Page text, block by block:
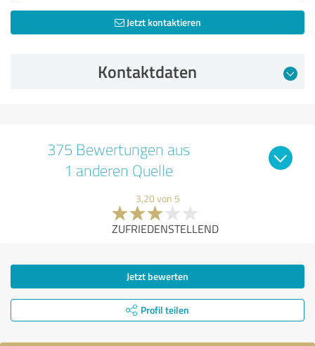
Jetzt kontaktieren
Kontaktdaten
375 Bewertungen aus
1 anderen Quelle
3,20 von 5
ZUFRIEDENSTELLEND
Jetzt bewerten
Profil teilen